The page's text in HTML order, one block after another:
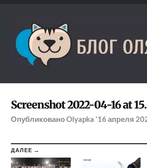
Screenshot 2022-04-16 at
ОпубликованоOlyapka '16 апреля
ДАЛЕЕ →